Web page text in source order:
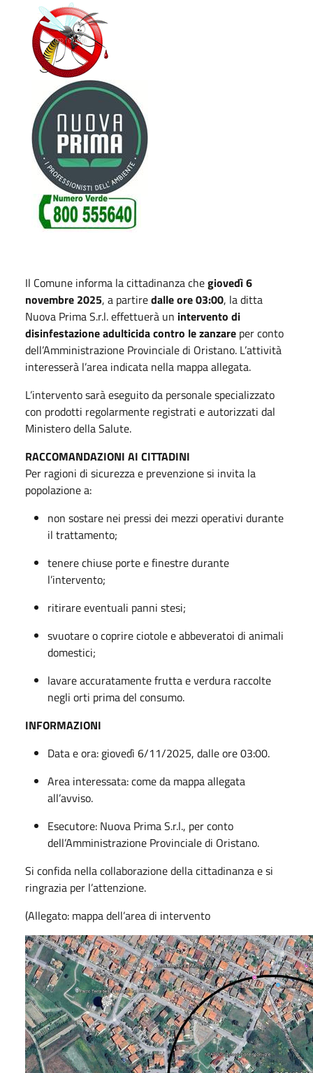
Il Comune informa la cittadinanza chegiovedì 6
novembre 2025, a partiredalle ore 03:00, la ditta
Nuova Prima S.r.l. effettuerà un intervento di
disinfestazione adulticida contro le zanzare per conto
dell’Amministrazione Provinciale di Oristano. L’attività
interesserà l’area indicata nella mappa allegata.
L’intervento sarà eseguito da personale specializzato
con prodotti regolarmente registrati e autorizzati dal
Ministero della Salute.
RACCOMANDAZIONI AI CITTADINI
Per ragioni di sicurezza e prevenzione si invita la
popolazione a:
non sostare nei pressi dei mezzi operativi durante
il trattamento;
tenere chiuse porte e finestre durante
l’intervento;
ritirare eventuali panni stesi;
svuotare o coprire ciotole e abbeveratoi di animali
domestici;
lavare accuratamente frutta e verdura raccolte
negli orti prima del consumo.
INFORMAZIONI
Data e ora: giovedì 6/11/2025, dalle ore 03:00.
Area interessata: come da mappa allegata
all’avviso.
Esecutore: Nuova Prima S.r.l., per conto
dell’Amministrazione Provinciale di Oristano.
Si confida nella collaborazione della cittadinanza e si
ringrazia per l’attenzione.
(Allegato: mappa dell’area di intervento